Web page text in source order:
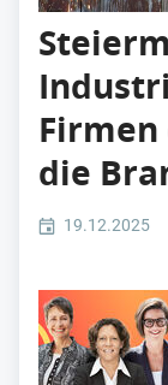
die
19.12.2025